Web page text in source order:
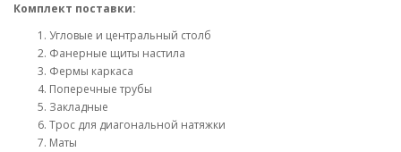
Комплект поставки:
Угловые и центральный столб
Фанерные щиты настила
Фермы каркаса
Поперечные трубы
Закладные
Трос для диагональной натяжки
Маты